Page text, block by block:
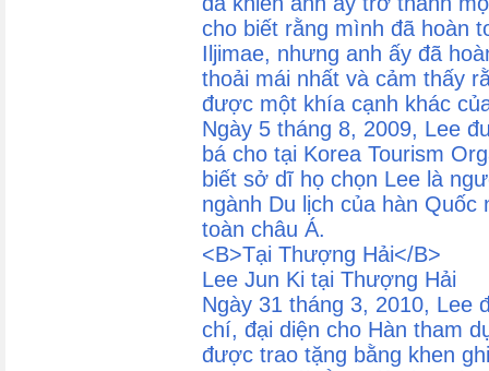
cho biết rằng mình đã hoàn
Iljimae, nhưng anh ấy đã
thoải mái nhất và cảm thấy
được một khía cạnh khác
Ngày 5 tháng 8, 2009, Lee
bá cho tại Korea Tourism
biết sở dĩ họ chọn Lee là
ngành Du lịch của hàn
toàn châu Á.
<B>Tại Thượng Hải</B>
Lee Jun Ki tại Thượng Hải
Ngày 31 tháng 3, 2010, Lee
chí, đại diện cho Hàn tham
được trao tặng bằng khen